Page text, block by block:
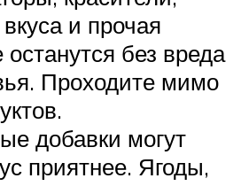
и прочая
без вреда
Проходите мимо
добавки могут
приятнее. Ягоды,